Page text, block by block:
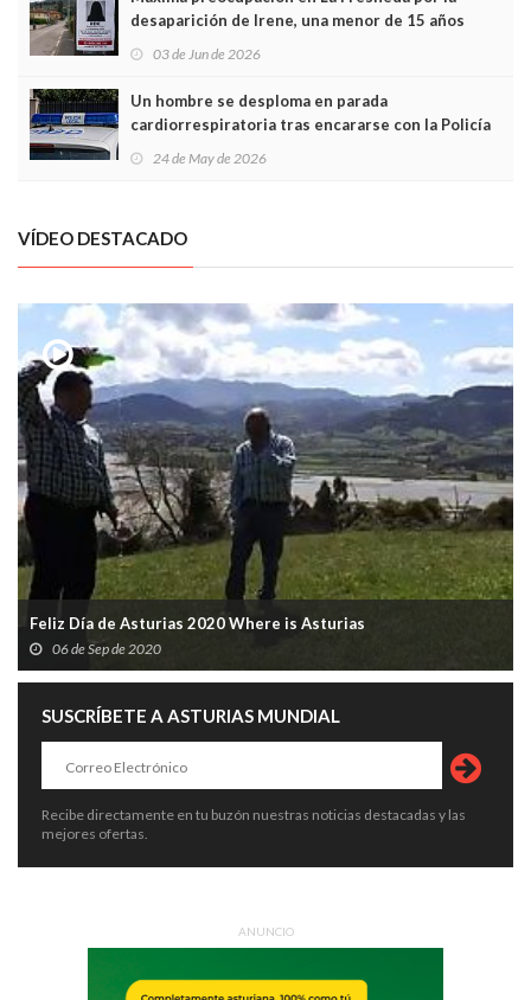
desaparición de Irene, una menor de 15 años
03 de Jun de 2026
Un hombre se desploma en parada
cardiorrespiratoria tras encararse con la Policía
Local en Luanco
24 de May de 2026
VÍDEO DESTACADO
Feliz Día de Asturias 2020 Where is Asturias
06 de Sep de 2020
SUSCRÍBETE A ASTURIAS MUNDIAL
Recibe directamente en tu buzón nuestras noticias destacadas y las
mejores ofertas.
ANUNCIO